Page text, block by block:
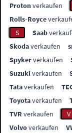
Protonverkaufen
Rolls-Royce
S
Saab
Skodaverkaufen
Spykerverkaufen
Suzuki verkaufen
Tataverkaufen
Toyotaverkaufen
TVR verkaufen V
Volvoverkaufen